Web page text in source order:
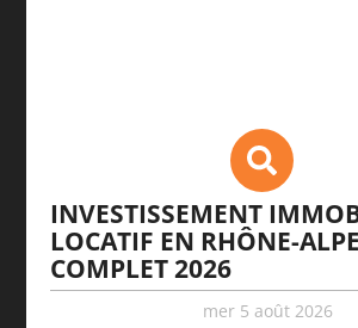
INVESTISSEMENT
LOCATIF EN RHÔNE-
COMPLET 2026
mer 5 août 2026